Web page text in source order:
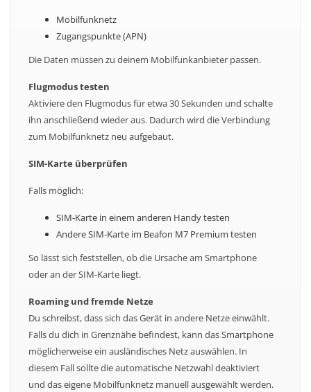
Mobilfunknetz
Zugangspunkte (APN)
Die Daten müssen zu deinem Mobilfunkanbieter passen.
Flugmodus testen
Aktiviere den Flugmodus für etwa 30 Sekunden und schalte
ihn anschließend wieder aus. Dadurch wird die Verbindung
zum Mobilfunknetz neu aufgebaut.
SIM-Karte überprüfen
Falls möglich:
SIM-Karte in einem anderen Handy testen
Andere SIM-Karte im Beafon M7 Premium testen
So lässt sich feststellen, ob die Ursache am Smartphone
oder an der SIM-Karte liegt.
Roaming und fremde Netze
Du schreibst, dass sich das Gerät in andere Netze einwählt.
Falls du dich in Grenznähe befindest, kann das Smartphone
möglicherweise ein ausländisches Netz auswählen. In
diesem Fall sollte die automatische Netzwahl deaktiviert
und das eigene Mobilfunknetz manuell ausgewählt werden.